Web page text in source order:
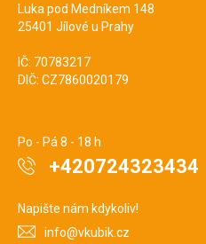
Luka pod Medníkem 148
25401 Jílové u Prahy
IČ: 70783217
DIČ: CZ7860020179
Po - Pá 8 - 18 h
+420724323434
Napište nám kdykoliv!
info@vkubik.cz